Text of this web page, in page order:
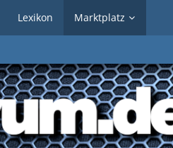
Lexikon Marktplatz